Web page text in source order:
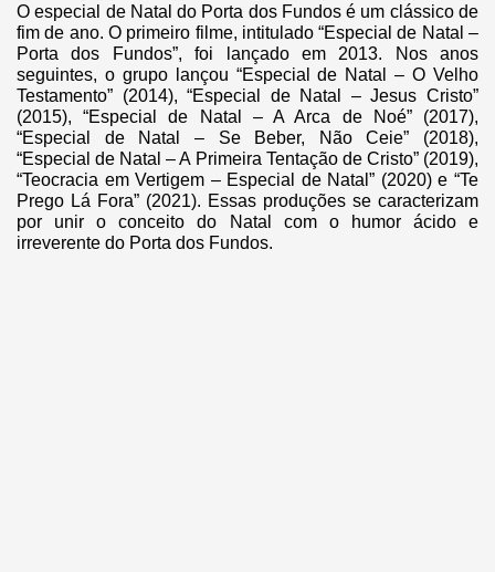
O especial de Natal do Porta dos Fundos é um clássico de
fim de ano. O primeiro filme, intitulado “Especial de Natal –
Porta dos Fundos”, foi lançado em 2013. Nos anos
seguintes, o grupo lançou “Especial de Natal – O Velho
Testamento” (2014), “Especial de Natal – Jesus Cristo”
(2015), “Especial de Natal – A Arca de Noé” (2017),
“Especial de Natal – Se Beber, Não Ceie” (2018),
“Especial de Natal – A Primeira Tentação de Cristo” (2019),
“Teocracia em Vertigem – Especial de Natal” (2020) e “Te
Prego Lá Fora” (2021). Essas produções se caracterizam
por unir o conceito do Natal com o humor ácido e
irreverente do Porta dos Fundos.